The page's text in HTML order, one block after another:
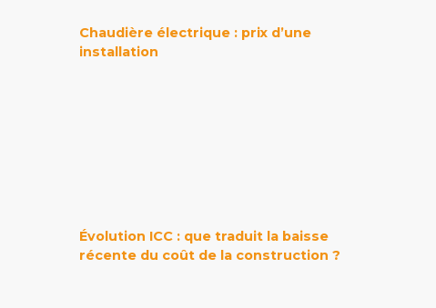
Chaudière électrique : prix d’une
installation
Évolution ICC : que traduit la baisse
récente du coût de la construction ?